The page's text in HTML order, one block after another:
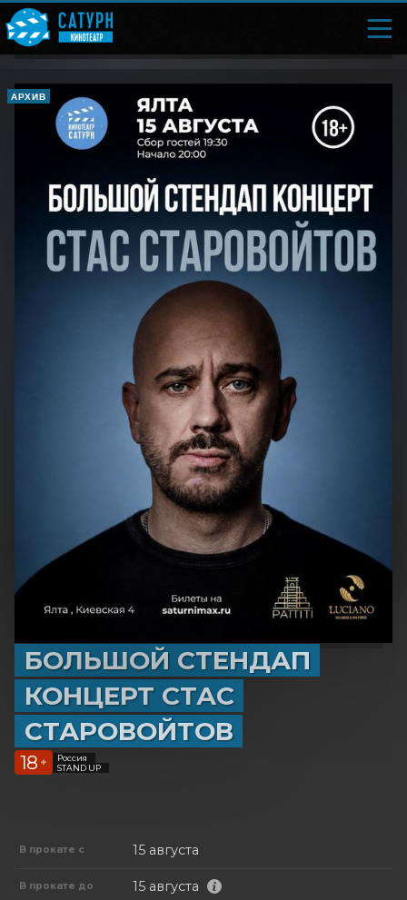
АРХИВ
БОЛЬШОЙ СТЕНДАП
КОНЦЕРТ СТАС
СТАРОВОЙТОВ
18 +
Россия
STAND UP
В прокате с 15 августа
В прокате до 15 августа